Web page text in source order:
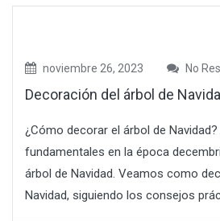
noviembre 26, 2023 No
Decoración del árbol de
¿Cómo decorar el árbol de
fundamentales en la época
árbol de Navidad. Veamos como
Navidad, siguiendo los consejos